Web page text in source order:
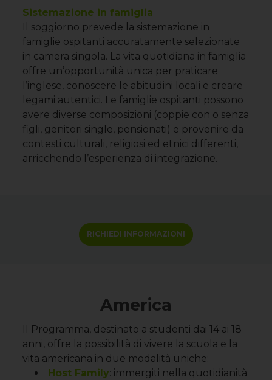
Sistemazione in famiglia
Il soggiorno prevede la sistemazione in
famiglie ospitanti accuratamente selezionate
in camera singola. La vita quotidiana in famiglia
offre un’opportunità unica per praticare
l’inglese, conoscere le abitudini locali e creare
legami autentici. Le famiglie ospitanti possono
avere diverse composizioni (coppie con o senza
figli, genitori single, pensionati) e provenire da
contesti culturali, religiosi ed etnici differenti,
arricchendo l’esperienza di integrazione.
RICHIEDI INFORMAZIONI
America
Il Programma, destinato a studenti dai 14 ai 18
anni, offre la possibilità di vivere la scuola e la
vita americana in due modalità uniche:
Host Family: immergiti nella quotidianità